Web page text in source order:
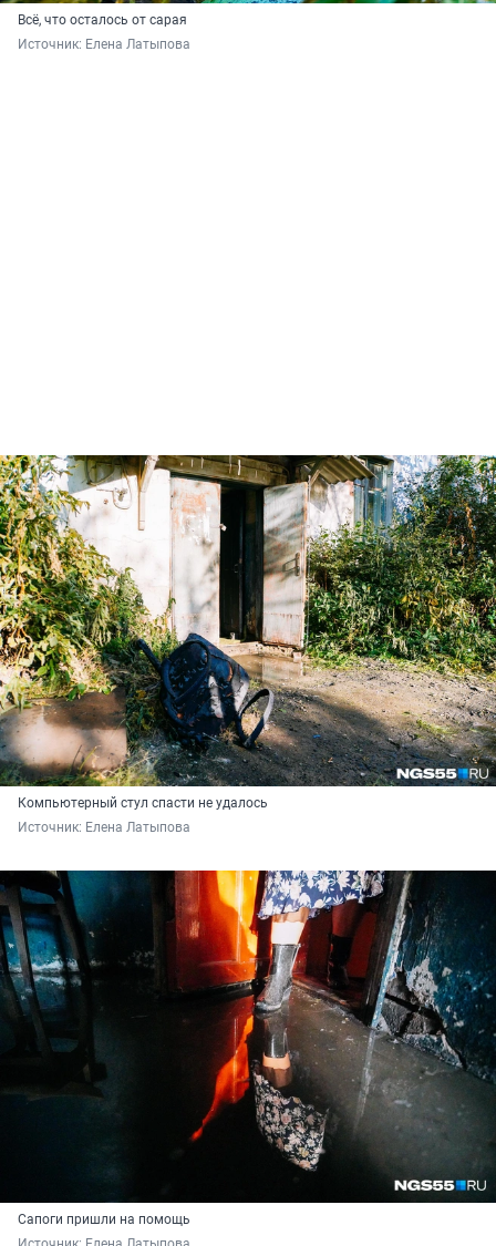
Всё, что осталось от сарая
Источник: Елена Латыпова
Компьютерный стул спасти не удалось
Источник: Елена Латыпова
Сапоги пришли на помощь